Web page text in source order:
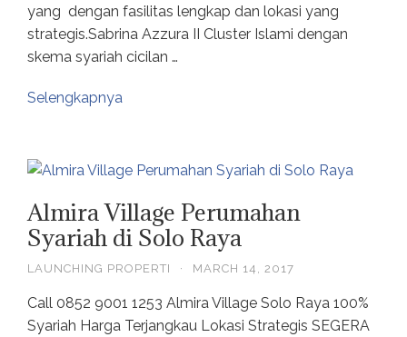
yang dengan fasilitas lengkap dan lokasi yang
strategis.Sabrina Azzura II Cluster Islami dengan
skema syariah cicilan …
Selengkapnya
Almira Village Perumahan
Syariah di Solo Raya
LAUNCHING PROPERTI · MARCH 14, 2017
Call 0852 9001 1253 Almira Village Solo Raya 100%
Syariah Harga Terjangkau Lokasi Strategis SEGERA